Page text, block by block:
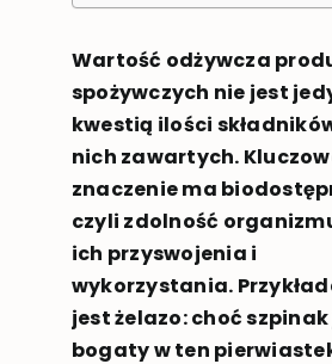
Wartość odżywcza
spożywczych nie jest
kwestią ilości
nich zawartych.
znaczenie ma
czyli zdolność
ich przyswojenia i
wykorzystania.
jest żelazo: choć
bogaty w ten